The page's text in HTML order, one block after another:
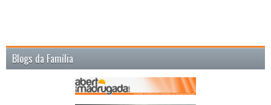
Blogs da Família